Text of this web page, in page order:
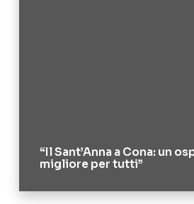
“Il Sant’Anna a Cona: un
migliore per tutti”